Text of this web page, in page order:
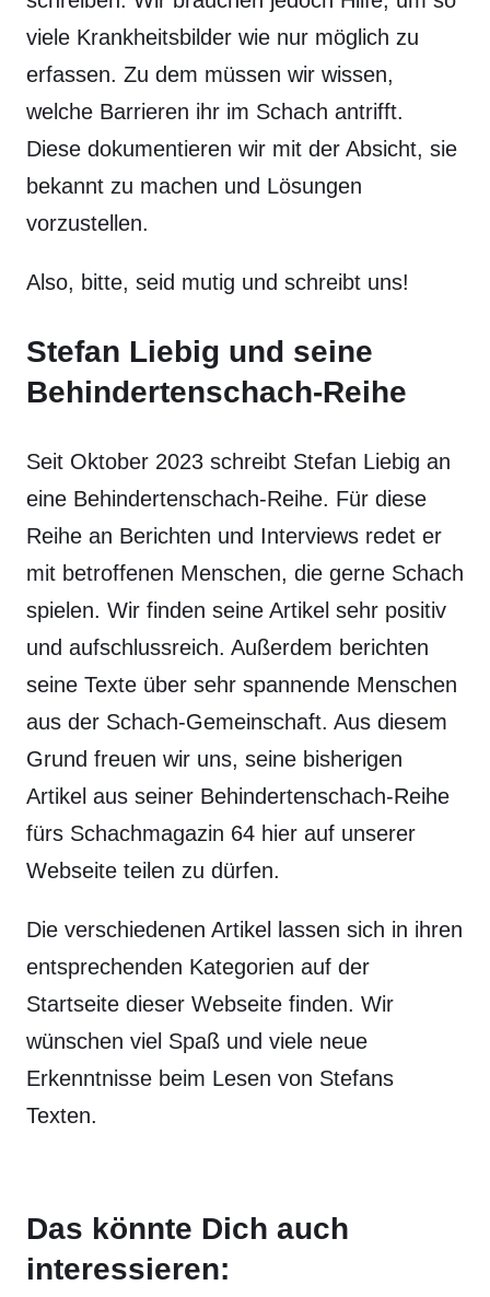
viele Krankheitsbilder wie nur möglich zu
erfassen. Zu dem müssen wir wissen,
welche Barrieren ihr im Schach antrifft.
Diese dokumentieren wir mit der Absicht, sie
bekannt zu machen und Lösungen
vorzustellen.
Also, bitte, seid mutig und schreibt uns!
Stefan Liebig und seine
Behindertenschach-Reihe
Seit Oktober 2023 schreibt Stefan Liebig an
eine Behindertenschach-Reihe. Für diese
Reihe an Berichten und Interviews redet er
mit betroffenen Menschen, die gerne Schach
spielen. Wir finden seine Artikel sehr positiv
und aufschlussreich. Außerdem berichten
seine Texte über sehr spannende Menschen
aus der Schach-Gemeinschaft. Aus diesem
Grund freuen wir uns, seine bisherigen
Artikel aus seiner Behindertenschach-Reihe
fürs Schachmagazin 64 hier auf unserer
Webseite teilen zu dürfen.
Die verschiedenen Artikel lassen sich in ihren
entsprechenden Kategorien auf der
Startseite dieser Webseite finden. Wir
wünschen viel Spaß und viele neue
Erkenntnisse beim Lesen von Stefans
Texten.
Das könnte Dich auch
interessieren: